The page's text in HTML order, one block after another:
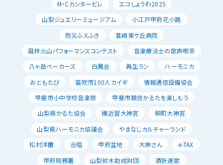
M・Cカンタービレ
エコしょうわ2025
山梨ジュエリーミュージアム
小江戸甲府花小路
防災ふえふき
韮崎東ケ丘病院
風林火山パフォーマンスコンテスト
音楽療法士の歌声喫茶
八ヶ岳ベーカーズ
白鳳会 再生ラン
ハーモニカ
おともたび
笛吹市100人カイギ
情報通信設備協会
甲斐市小中学校音楽祭
甲斐市競技かるたを楽しもう
山梨県かるた協会
横近習大神宮
柳町大神宮
山梨県ハーモニカ協議会
やまなしカルチャーランド
松村洋蘭
合唱 甲府盆地 大神さん
e-TAX
甲府税務署
山梨鈴木助成財団
酒折連歌